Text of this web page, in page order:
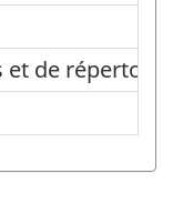
et de
et de